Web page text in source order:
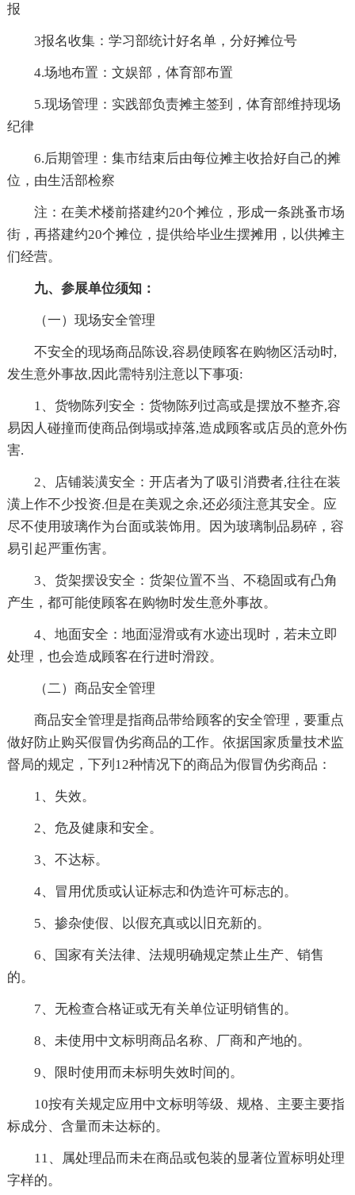
报
3报名收集：学习部统计好名单，分好摊位号
4.场地布置：文娱部，体育部布置
5.现场管理：实践部负责摊主签到，体育部维持现场
纪律
6.后期管理：集市结束后由每位摊主收拾好自己的摊
位，由生活部检察
注：在美术楼前搭建约20个摊位，形成一条跳蚤市场
街，再搭建约20个摊位，提供给毕业生摆摊用，以供摊主
们经营。
九、参展单位须知：
（一）现场安全管理
不安全的现场商品陈设,容易使顾客在购物区活动时,
发生意外事故,因此需特别注意以下事项:
1、货物陈列安全：货物陈列过高或是摆放不整齐,容
易因人碰撞而使商品倒塌或掉落,造成顾客或店员的意外伤
害.
2、店铺装潢安全：开店者为了吸引消费者,往往在装
潢上作不少投资.但是在美观之余,还必须注意其安全。应
尽不使用玻璃作为台面或装饰用。因为玻璃制品易碎，容
易引起严重伤害。
3、货架摆设安全：货架位置不当、不稳固或有凸角
产生，都可能使顾客在购物时发生意外事故。
4、地面安全：地面湿滑或有水迹出现时，若未立即
处理，也会造成顾客在行进时滑跤。
（二）商品安全管理
商品安全管理是指商品带给顾客的安全管理，要重点
做好防止购买假冒伪劣商品的工作。依据国家质量技术监
督局的规定，下列12种情况下的商品为假冒伪劣商品：
1、失效。
2、危及健康和安全。
3、不达标。
4、冒用优质或认证标志和伪造许可标志的。
5、掺杂使假、以假充真或以旧充新的。
6、国家有关法律、法规明确规定禁止生产、销售
的。
7、无检查合格证或无有关单位证明销售的。
8、未使用中文标明商品名称、厂商和产地的。
9、限时使用而未标明失效时间的。
10按有关规定应用中文标明等级、规格、主要主要指
标成分、含量而未达标的。
11、属处理品而未在商品或包装的显著位置标明处理
字样的。